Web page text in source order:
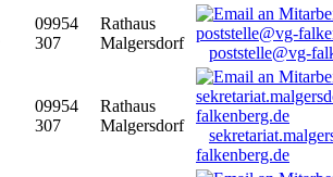
09954
307
Rathaus
Malgersdorf
poststelle@vg-
09954
307
Rathaus
Malgersdorf
falkenberg.de